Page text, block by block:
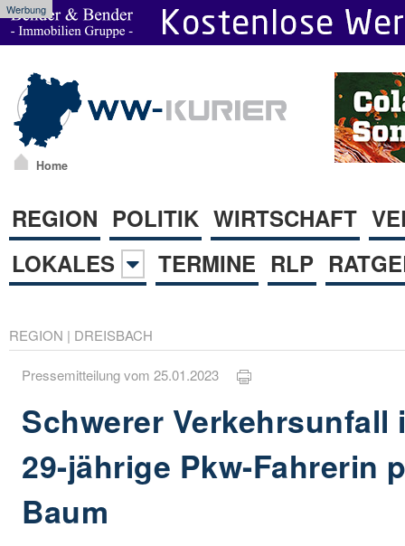
Werbung
Home
REGION POLITIK WIRTSCHAFT
LOKALES
TERMINE RLP
REGION | DREISBACH
Pressemitteilung vom 25.01.2023
Schwerer Verkehrsunfall
29-jährige Pkw-Fahrerin
Baum